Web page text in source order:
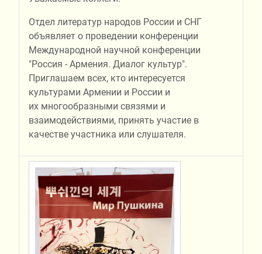
Отдел литератур народов России и СНГ
объявляет о проведении конференции
Международной научной конференции
"Россия - Армения. Диалог культур".
Приглашаем всех, кто интересуется
культурами Армении и России и
их многообразными связями и
взаимодействиями, принять участие в
качестве участника или слушателя.